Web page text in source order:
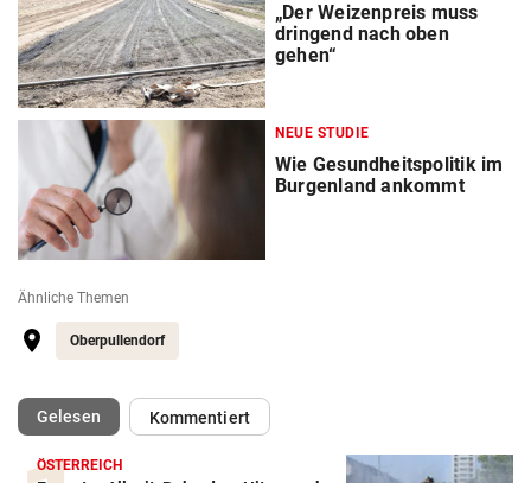
„Der Weizenpreis muss
dringend nach oben
gehen“
NEUE STUDIE
Wie Gesundheitspolitik im
Burgenland ankommt
Ähnliche Themen
Oberpullendorf
Gelesen(ausgewählt)Kommentiert
ÖSTERREICH